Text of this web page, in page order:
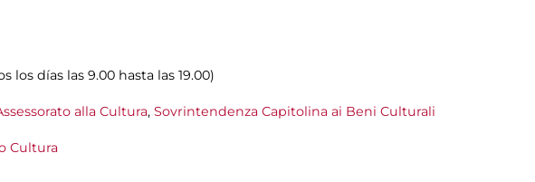
los días las 9.00 hasta las 19.00)
alla Cultura, Sovrintendenza Capitolina ai Beni Culturali
Cultura